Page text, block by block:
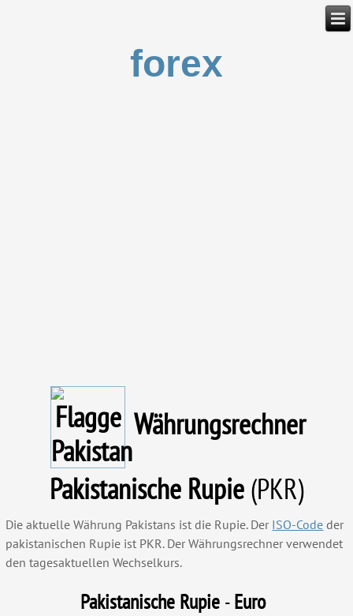
forex
Währungsrechner
Pakistanische Rupie(PKR)
Die aktuelle Währung Pakistans ist die Rupie. Der ISO-Code der
pakistanischen Rupie ist PKR. Der Währungsrechner verwendet
den tagesaktuellen Wechselkurs.
Pakistanische Rupie-Euro